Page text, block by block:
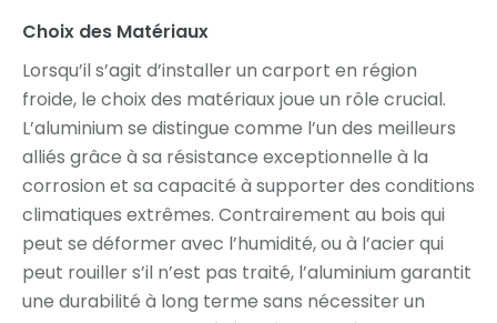
Choix des Matériaux
Lorsqu’il s’agit d’installer un carport en région
froide, le choix des matériaux joue un rôle crucial.
L’aluminium se distingue comme l’un des meilleurs
alliés grâce à sa résistance exceptionnelle à la
corrosion et sa capacité à supporter des conditions
climatiques extrêmes. Contrairement au bois qui
peut se déformer avec l’humidité, ou à l’acier qui
peut rouiller s’il n’est pas traité, l’aluminium garantit
une durabilité à long terme sans nécessiter un